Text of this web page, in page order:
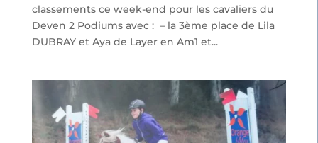
classements ce week-end pour les cavaliers du
Deven 2 Podiums avec : – la 3ème place de Lila
DUBRAY et Aya de Layer en Am1 et...